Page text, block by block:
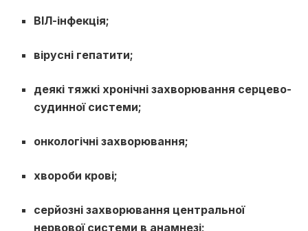
ВІЛ-інфекція;
вірусні гепатити;
деякі тяжкі хронічні захворювання серцево-
судинної системи;
онкологічні захворювання;
хвороби крові;
серйозні захворювання центральної
нервової системи в анамнезі;